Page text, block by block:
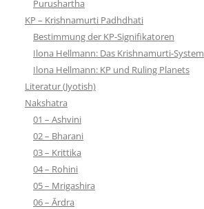
Purushartha
KP – Krishnamurti Padhdhati
Bestimmung der KP-Signifikatoren
Ilona Hellmann: Das Krishnamurti-System
Ilona Hellmann: KP und Ruling Planets
Literatur (Jyotish)
Nakshatra
01 – Ashvini
02 – Bharani
03 – Krittika
04 – Rohini
05 – Mrigashira
06 – Ārdra